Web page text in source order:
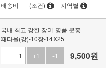
배송비
(조건) 지역별
국내 최고 강한 장미 명품 분홍
때타올(강)-10장-14X25
+1
-1 9,500원